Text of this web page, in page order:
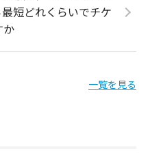
短どれくらいでチケ
か
一覧を見る